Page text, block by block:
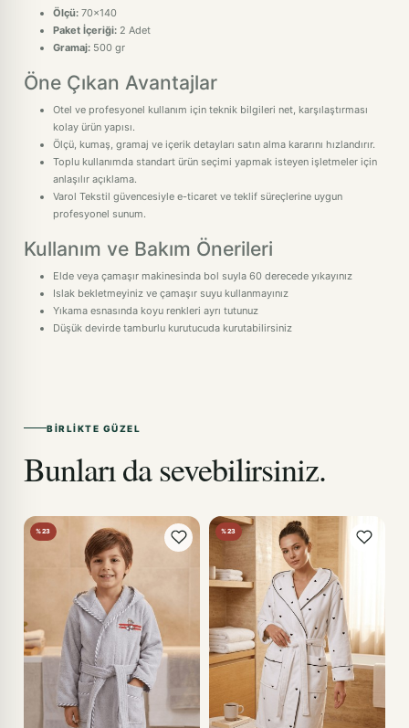
Ölçü: 70x140
Paket İçeriği: 2 Adet
Gramaj: 500 gr
Öne Çıkan Avantajlar
Otel ve profesyonel kullanım için teknik bilgileri net, karşılaştırması
kolay ürün yapısı.
Ölçü, kumaş, gramaj ve içerik detayları satın alma kararını hızlandırır.
Toplu kullanımda standart ürün seçimi yapmak isteyen işletmeler için
anlaşılır açıklama.
Varol Tekstil güvencesiyle e-ticaret ve teklif süreçlerine uygun
profesyonel sunum.
Kullanım ve Bakım Önerileri
Elde veya çamaşır makinesinda bol suyla 60 derecede yıkayınız
Islak bekletmeyiniz ve çamaşır suyu kullanmayınız
Yıkama esnasında koyu renkleri ayrı tutunuz
Düşük devirde tamburlu kurutucuda kurutabilirsiniz
BIRLIKTE GÜZEL
Bunları da sevebilirsiniz.
%23 %23